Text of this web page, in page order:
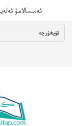
ئەسسالامۇ
ئۇيغۇرچە